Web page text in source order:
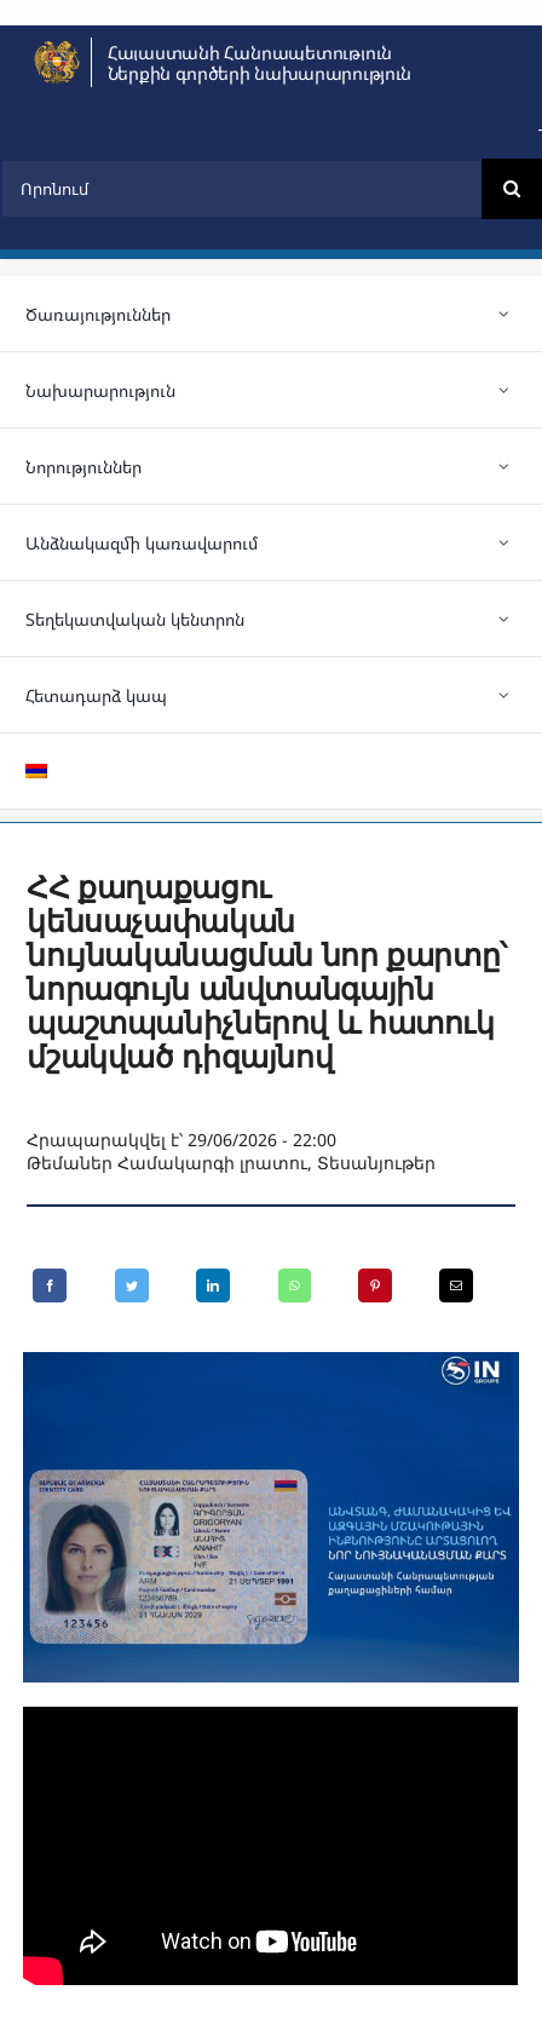
content
Հայաստանի Հանրապետություն
Ներքին գործերի նախարարություն
Ծառայություններ
Նախարարություն
Նորություններ
Անձնակազմի կառավարում
Տեղեկատվական կենտրոն
Հետադարձ կապ
ՀՀ քաղաքացու
կենսաչափական
նույնականացման նոր քարտը՝
նորագույն անվտանգային
պաշտպանիչներով և հատուկ
մշակված դիզայնով
Հրապարակվել է՝ 29/06/2026 - 22:00
ԹեմաներՀամակարգի լրատու, Տեսանյութեր